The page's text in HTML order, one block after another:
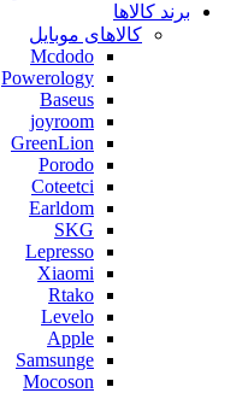
برند کالاها
کالاهای موبایل
Mcdodo
Powerology
Baseus
joyroom
GreenLion
Porodo
Coteetci
Earldom
SKG
Lepresso
Xiaomi
Rtako
Levelo
Apple
Samsunge
Mocoson